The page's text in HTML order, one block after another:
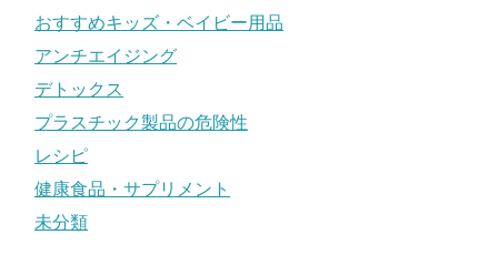
おすすめキッズ・ベイビー用品
アンチエイジング
デトックス
プラスチック製品の危険性
レシピ
健康食品・サプリメント
未分類